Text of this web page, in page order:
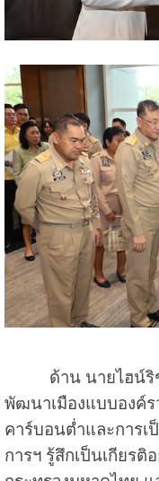
ด้าน นายไฮน์ริช
พัฒนาเมืองแบบองค์ร
คาร์บอนต่ำและการเ
การฯ รู้สึกเป็นเกียร